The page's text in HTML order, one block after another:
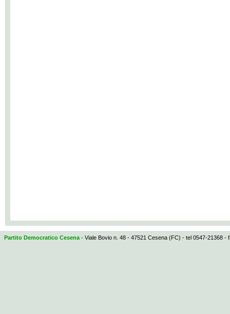
Partito Democratico Cesena - Viale Bovio n. 48 - 47521 Cesena (FC) - tel 0547-21368 -